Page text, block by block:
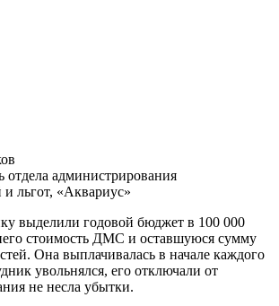
отдела администрирования
льгот, «Аквариус»
выделили годовой бюджет в 100 000
стоимость ДМС и оставшуюся сумму
Она выплачивалась в начале каждого
увольнялся, его отключали от
не несла убытки.